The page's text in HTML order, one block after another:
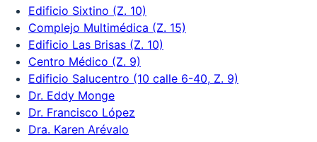
Edificio Sixtino (Z. 10)
Complejo Multimédica (Z. 15)
Edificio Las Brisas (Z. 10)
Centro Médico (Z. 9)
Edificio Salucentro (10 calle 6-40, Z. 9)
Dr. Eddy Monge
Dr. Francisco López
Dra. Karen Arévalo